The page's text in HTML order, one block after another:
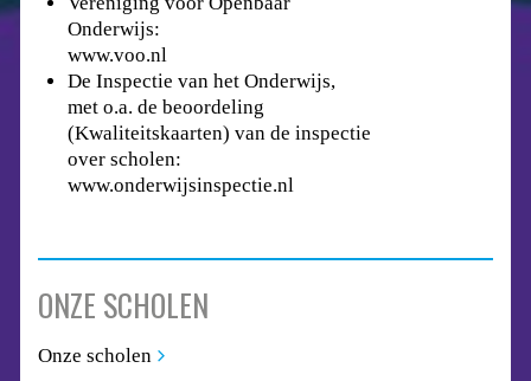
Onderwijs:
www.voo.nl
De Inspectie van het Onderwijs,
met o.a. de beoordeling
(Kwaliteitskaarten) van de inspectie
over scholen:
www.onderwijsinspectie.nl
ONZE SCHOLEN
Onze scholen